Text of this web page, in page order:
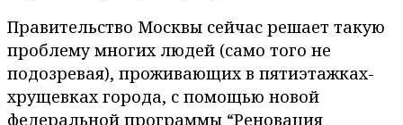
Правительство Москвы сейчас решает такую
проблему многих людей (само того не
подозревая), проживающих в пятиэтажках-
хрущевках города, с помощью новой
федеральной программы “Реновация